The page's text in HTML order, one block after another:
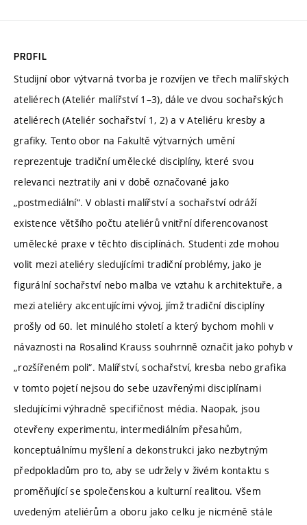
PROFIL
Studijní obor výtvarná tvorba je rozvíjen ve třech malířských
ateliérech (Ateliér malířství 1–3), dále ve dvou sochařských
ateliérech (Ateliér sochařství 1, 2) a v Ateliéru kresby a
grafiky. Tento obor na Fakultě výtvarných umění
reprezentuje tradiční umělecké disciplíny, které svou
relevanci neztratily ani v době označované jako
„postmediální“. V oblasti malířství a sochařství odráží
existence většího počtu ateliérů vnitřní diferencovanost
umělecké praxe v těchto disciplínách. Studenti zde mohou
volit mezi ateliéry sledujícími tradiční problémy, jako je
figurální sochařství nebo malba ve vztahu k architektuře, a
mezi ateliéry akcentujícími vývoj, jímž tradiční disciplíny
prošly od 60. let minulého století a který bychom mohli v
návaznosti na Rosalind Krauss souhrnně označit jako pohyb v
„rozšířeném poli“. Malířství, sochařství, kresba nebo grafika
v tomto pojetí nejsou do sebe uzavřenými disciplínami
sledujícími výhradně specifičnost média. Naopak, jsou
otevřeny experimentu, intermediálním přesahům,
konceptuálnímu myšlení a dekonstrukci jako nezbytným
předpokladům pro to, aby se udržely v živém kontaktu s
proměňující se společenskou a kulturní realitou. Všem
uvedeným ateliérům a oboru jako celku je nicméně stále